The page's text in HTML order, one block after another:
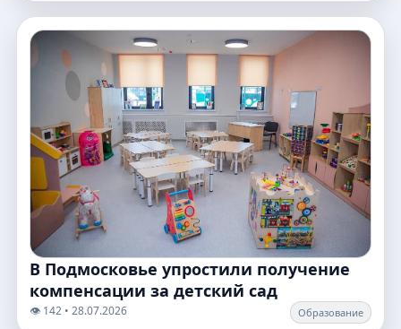
В Подмосковье упростили получение
компенсации за детский сад
👁️ 142 • 28.07.2026 Образование